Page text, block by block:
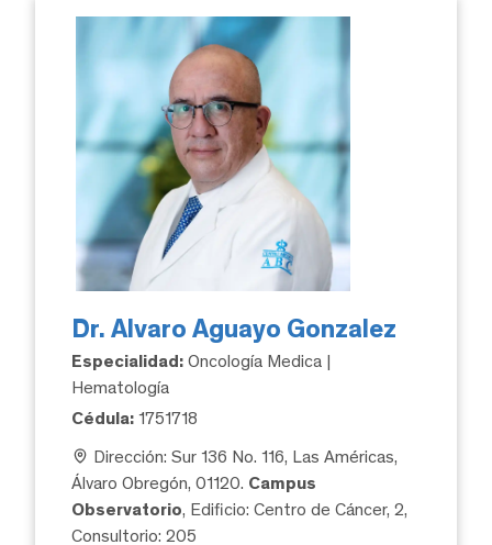
Dr. Alvaro Aguayo Gonzalez
Especialidad: Oncología Medica |
Hematología
Cédula: 1751718
Dirección: Sur 136 No. 116, Las Américas,
Álvaro Obregón, 01120. Campus
Observatorio, Edificio: Centro de Cáncer, 2,
Consultorio: 205